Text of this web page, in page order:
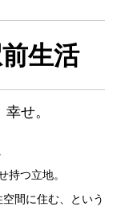
生活
せ。
持つ立地。
間に住む、という